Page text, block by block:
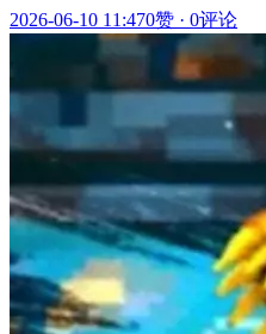
2026-06-10 11:470赞 · 0评论